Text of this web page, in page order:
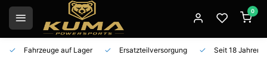
0
Fahrzeuge auf Lager Ersatzteilversorgung Seit 18 Jahren